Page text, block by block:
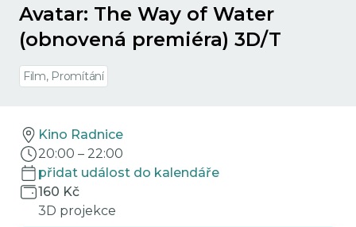
Avatar: The Way of Water
(obnovená premiéra) 3D/T
Film, Promítání
Kino Radnice
20:00 – 22:00
přidat událost do kalendáře
160 Kč
3D projekce